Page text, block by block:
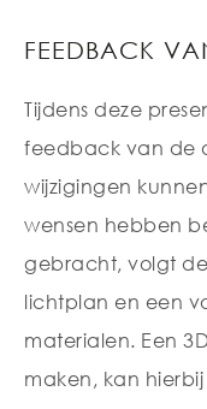
FEEDBACK
Tijdens deze
feedback van de
wijzigingen
wensen hebben
gebracht, volgt
lichtplan en een
materialen. Een
maken, kan